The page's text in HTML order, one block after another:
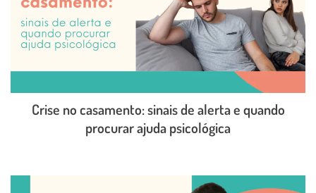
Crise no casamento: sinais de alerta e quando
procurar ajuda psicológica